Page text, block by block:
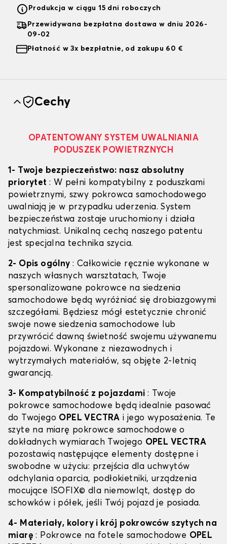
Produkcja w ciągu 15 dni roboczych
Przewidywana bezpłatna dostawa w dniu 2026-
09-02
Płatność w 3x bezpłatnie, od zakupu 60 €
Cechy
OPATENTOWANY SYSTEM UWALNIANIA
PODUSZEK POWIETRZNYCH
1- Twoje bezpieczeństwo: nasz absolutny
priorytet: W pełni kompatybilny z poduszkami
powietrznymi, szwy pokrowca samochodowego
uwalniają je w przypadku uderzenia. System
bezpieczeństwa zostaje uruchomiony i działa
natychmiast. Unikalną cechą naszego patentu
jest specjalna technika szycia.
2- Opis ogólny : Całkowicie ręcznie wykonane w
naszych własnych warsztatach, Twoje
spersonalizowane pokrowce na siedzenia
samochodowe będą wyróżniać się drobiazgowymi
szczegółami. Będziesz mógł estetycznie chronić
swoje nowe siedzenia samochodowe lub
przywrócić dawną świetność swojemu używanemu
pojazdowi. Wykonane z niezawodnych i
wytrzymałych materiałów, są objęte 2-letnią
gwarancją.
3- Kompatybilność z pojazdami : Twoje
pokrowce samochodowe będą idealnie pasować
do Twojego OPEL VECTRA i jego wyposażenia. Te
szyte na miarę pokrowce samochodowe o
dokładnych wymiarach Twojego OPEL VECTRA
pozostawią następujące elementy dostępne i
swobodne w użyciu: przejścia dla uchwytów
odchylania oparcia, podłokietniki, urządzenia
mocujące ISOFIX© dla niemowląt, dostęp do
schowków i półek, jeśli Twój pojazd je posiada.
4- Materiały, kolory i krój pokrowców szytych na
miarę: Pokrowce na fotele samochodowe OPEL